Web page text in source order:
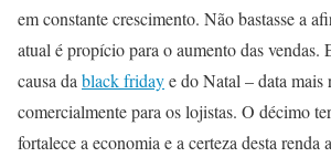
em constante crescimento. Não bastasse a
atual é propício para o aumento das vendas.
causa da black fridaye do Natal – data mais
comercialmente para os lojistas. O décimo
fortalece a economia e a certeza desta renda